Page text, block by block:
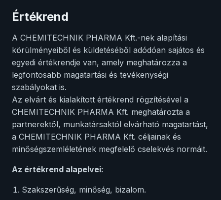
Értékrend
A CHEMITECHNIK PHARMA Kft.-nek alapítási
körülményeiből és küldetéséből adódóan sajátos és
egyedi értékrendje van, amely meghatározza a
legfontosabb magatartási és tevékenységi
szabályokat is.
Az elvárt és kialakított értékrend rögzítésével a
CHEMITECHNIK PHARMA Kft. meghatározta a
partnerektől, munkatársaktól elvárható magatartást,
a CHEMITECHNIK PHARMA Kft. céljainak és
minőségszemléletének megfelelő cselekvés normáit.
Az értékrend alapelvei:
Szakszerűség, minőség, bizalom.